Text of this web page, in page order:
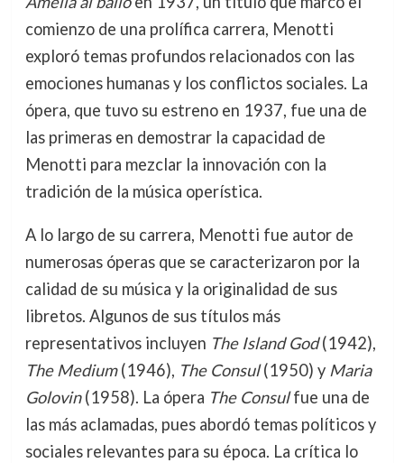
comienzo de una prolífica carrera, Menotti
exploró temas profundos relacionados con las
emociones humanas y los conflictos sociales. La
ópera, que tuvo su estreno en 1937, fue una de
las primeras en demostrar la capacidad de
Menotti para mezclar la innovación con la
tradición de la música operística.
A lo largo de su carrera, Menotti fue autor de
numerosas óperas que se caracterizaron por la
calidad de su música y la originalidad de sus
libretos. Algunos de sus títulos más
representativos incluyen The Island God(1942),
The Medium(1946), The Consul(1950) y Maria
Golovin(1958). La ópera The Consulfue una de
las más aclamadas, pues abordó temas políticos y
sociales relevantes para su época. La crítica lo